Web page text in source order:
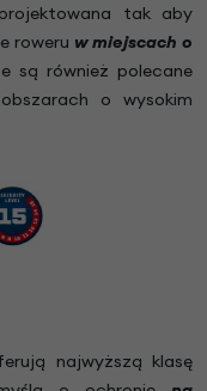
tak aby
roweru w miejscach o
są również polecane
o wysokim
najwyższą klasę